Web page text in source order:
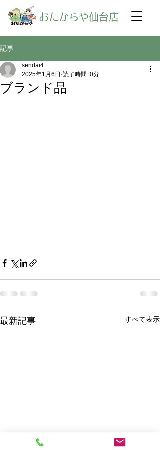
​おたからや仙台店
記事
ブランド品
sendai4
2025年1月6日 読了時間: 0分
最新記事 すべて表示